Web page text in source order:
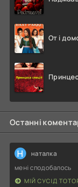
От і
Останні
Н наталка
мені сподобалось
МІЙ СУСІД